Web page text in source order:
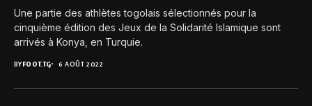
Une partie des athlètes togolais sélectionnés pour la
cinquième édition des Jeux de la Solidarité Islamique sont
arrivés à Konya, en Turquie.
BYFOOT.TG 6 AOÛT 2022